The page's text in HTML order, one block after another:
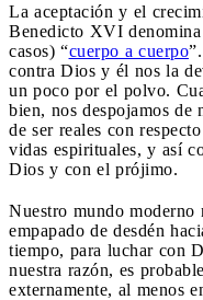
La aceptación y el
Benedicto XVI
casos) “cuerpo a cuerpo
contra Dios y él nos la
un poco por el polvo.
bien, nos despojamos de
de ser reales con
vidas espirituales, y así
Dios y con el prójimo.
Nuestro mundo moderno
empapado de desdén
tiempo, para luchar con
nuestra razón, es
externamente, al menos